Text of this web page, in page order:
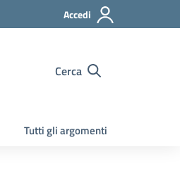
Accedi
Cerca
Tutti gli argomenti